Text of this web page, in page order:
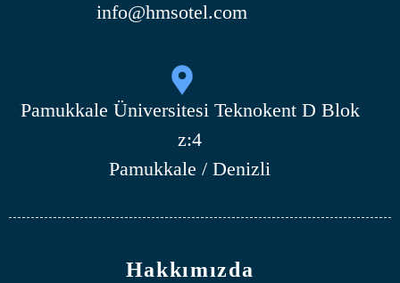
info@hmsotel.com
Pamukkale Üniversitesi Teknokent D Blok
z:4
Pamukkale / Denizli
Hakkımızda